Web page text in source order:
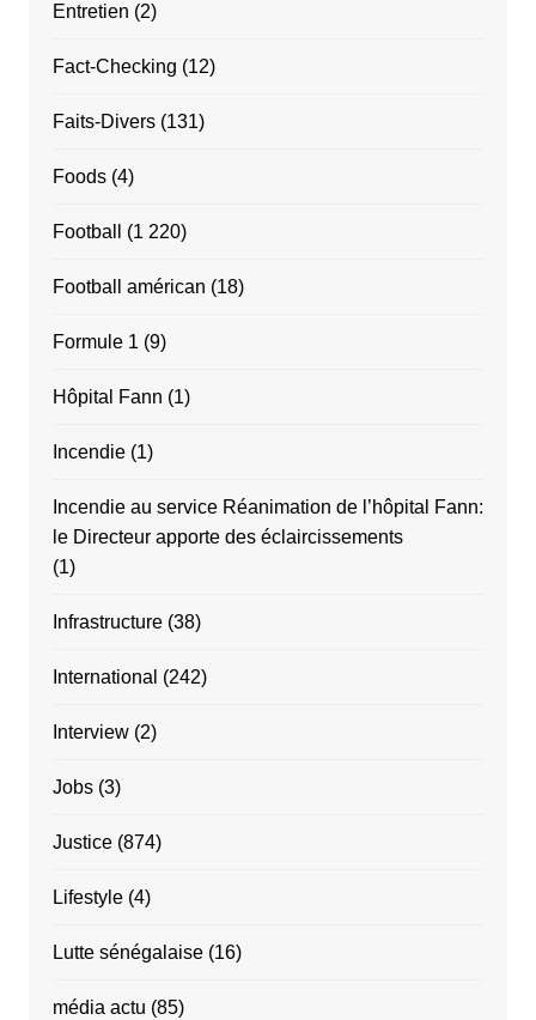
Entretien (2)
Fact-Checking (12)
Faits-Divers(131)
Foods(4)
Football (1 220)
Football américan (18)
Formule 1 (9)
Hôpital Fann (1)
Incendie(1)
Incendie au service Réanimation de l’hôpital Fann:
le Directeur apporte des éclaircissements
(1)
Infrastructure(38)
International (242)
Interview(2)
Jobs(3)
Justice(874)
Lifestyle(4)
Lutte sénégalaise(16)
média actu (85)